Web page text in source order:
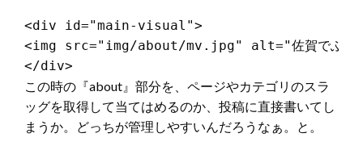
<div id="main-visual">
<img src="img/about/mv.jpg" alt="佐賀でふらふ
この時の『about』部分を、ページやカテゴリのスラ
ッグを取得して当てはめるのか、投稿に直接書いてし
まうか。どっちが管理しやすいんだろうなぁ。と。